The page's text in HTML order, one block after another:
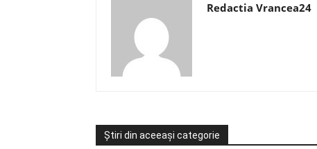
Redactia Vrancea24
Știri din aceeași categorie